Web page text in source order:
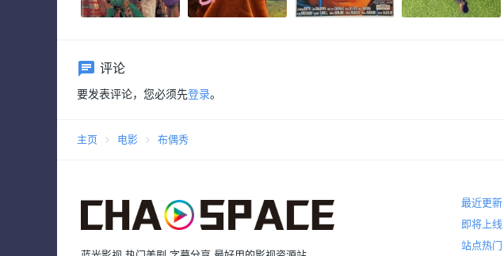
评论
要发表评论，您必须先登录。
主页 电影 布偶秀
最近更新
即将上线
站点热门